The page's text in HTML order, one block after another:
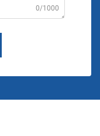
0/1000